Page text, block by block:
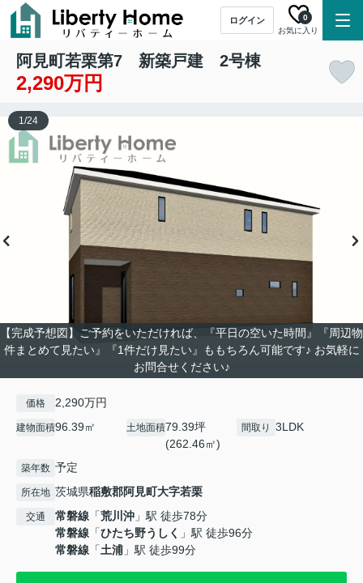
ログイン
お気に入り
0
阿見町若栗第7 新築戸建 2号棟
2,290万円
【完成予想図】ご予約をいただければ、『平日の空いた時間』『周辺物
件まとめて見たい』『1件だけ見たい』ももちろん可能です♪ お気軽に
お問合せください♪
1/24
価格 2,290万円
建物面積96.39㎡ 土地面積79.39坪
(262.46㎡)
間取り 3LDK
築年数 予定
所在地 茨城県稲敷郡阿見町大字若栗
交通 常磐線 「荒川沖 」駅 徒歩78分
常磐線 「ひたち野うしく 」駅 徒歩96分
常磐線 「土浦 」駅 徒歩99分